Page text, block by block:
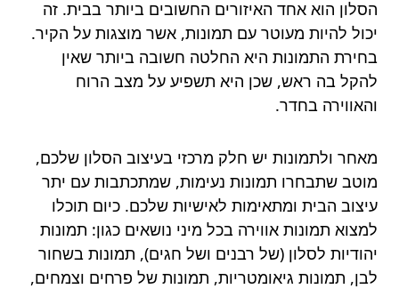
הסלון הוא אחד האיזורים החשובים ביותר בבית. זה
יכול להיות מעוטר עם תמונות, אשר מוצגות על הקיר.
בחירת התמונות היא החלטה חשובה ביותר שאין
להקל בה ראש, שכן היא תשפיע על מצב הרוח
והאווירה בחדר.
מאחר ולתמונות יש חלק מרכזי בעיצוב הסלון שלכם,
מוטב שתבחרו תמונות נעימות, שמתכתבות עם יתר
עיצוב הבית ומתאימות לאישיות שלכם. כיום תוכלו
למצוא תמונות אווירה בכל מיני נושאים כגון: תמונות
יהודיות לסלון (של רבנים ושל חגים), תמונות בשחור
לבן, תמונות גיאומטריות, תמונות של פרחים וצמחים,